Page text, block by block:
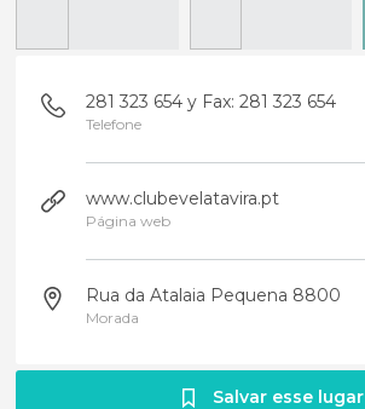
281 323 654 y Fax: 281 323 654
Telefone
www.clubevelatavira.pt
Página web
Rua da Atalaia Pequena 8800
Morada
Salvar esse lugar